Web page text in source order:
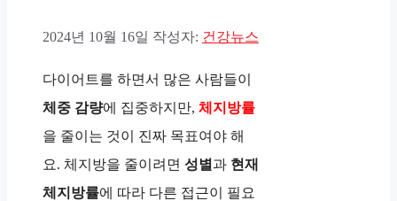
2024년 10월 16일 작성자: 건강뉴스
다이어트를 하면서 많은 사람들이
체중 감량에 집중하지만, 체지방률
을 줄이는 것이 진짜 목표여야 해
요. 체지방을 줄이려면 성별 과 현재
체지방률에 따라 다른 접근이 필요